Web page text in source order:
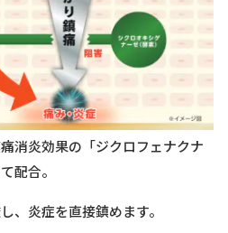
消炎効果の「ジクロフェナクナ
配合。
、炎症を直接鎮めます。